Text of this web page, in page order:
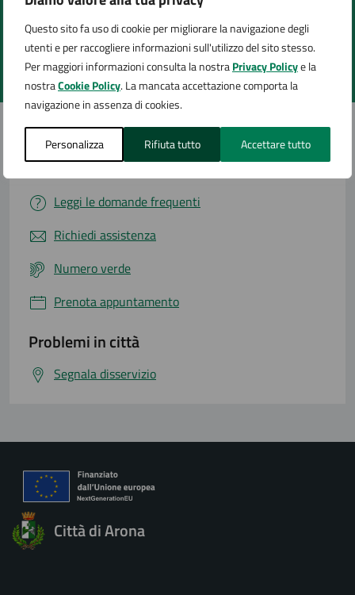
Questo sito fa uso di cookie per migliorare la navigazione degli
utenti e per raccogliere informazioni sull'utilizzo del sito stesso.
Per maggiori informazioni consulta la nostraPrivacy Policye la
nostraCookie Policy. La mancata accettazione comporta la
navigazione in assenza di cookies.
Personalizza Rifiuta tutto Accettare tutto
pagina?
Valuta 5 stelle su 5
Valuta 4 stelle su 5
Valuta 3 stelle su 5
Valuta 2 stelle su 5
Valuta 1 stelle su 5
Contatta il comune
Leggi le domande frequenti
Richiedi assistenza
Numero verde
Prenota appuntamento
Problemi in città
Segnala disservizio
Città di Arona